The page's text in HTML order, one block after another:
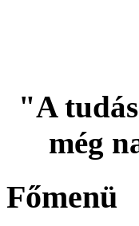
"A
még
Főmenü